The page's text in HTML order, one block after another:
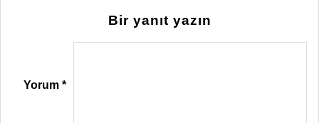
Bir yanıt yazın
Yorum*